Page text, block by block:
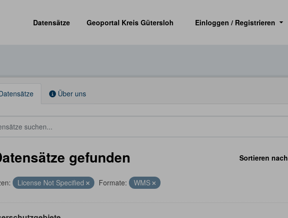
Datensätze
Geoportal Kreis Gütersloh Einloggen / Registrieren
Über uns
Sortieren nach
gefunden
License Not Specified Formate: WMS